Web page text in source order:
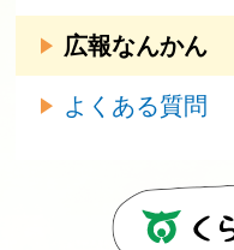
広報なんかん
よくある質問